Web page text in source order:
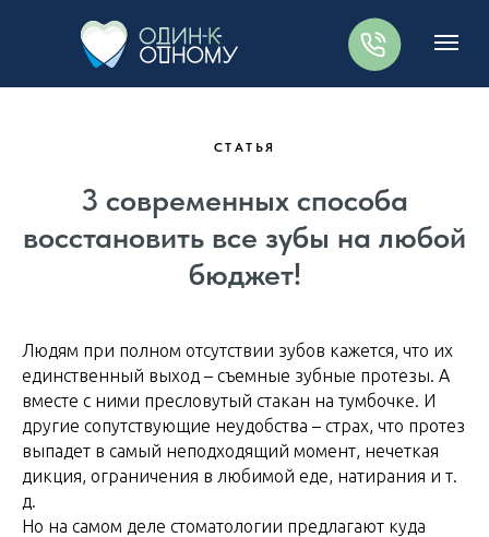
СТАТЬЯ
3 современных способа
восстановить все зубы на любой
бюджет!
Людям при полном отсутствии зубов кажется, что их
единственный выход – съемные зубные протезы. А
вместе с ними пресловутый стакан на тумбочке. И
другие сопутствующие неудобства – страх, что протез
выпадет в самый неподходящий момент, нечеткая
дикция, ограничения в любимой еде, натирания и т.
д.
Но на самом деле стоматологии предлагают куда